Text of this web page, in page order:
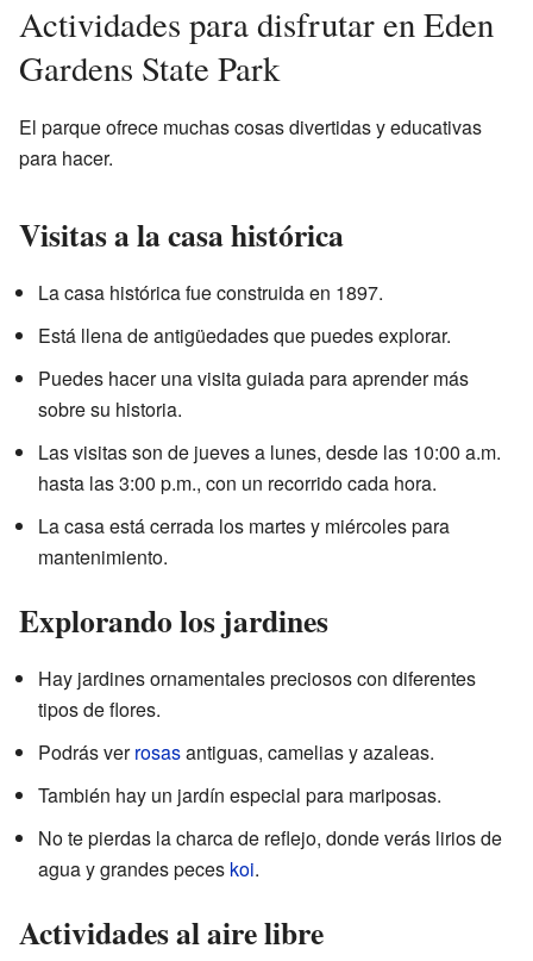
Actividades para disfrutar en Eden
Gardens State Park
El parque ofrece muchas cosas divertidas y educativas
para hacer.
Visitas a la casa histórica
La casa histórica fue construida en 1897.
Está llena de antigüedades que puedes explorar.
Puedes hacer una visita guiada para aprender más
sobre su historia.
Las visitas son de jueves a lunes, desde las 10:00 a.m.
hasta las 3:00 p.m., con un recorrido cada hora.
La casa está cerrada los martes y miércoles para
mantenimiento.
Explorando los jardines
Hay jardines ornamentales preciosos con diferentes
tipos de flores.
Podrás verrosasantiguas, camelias y azaleas.
También hay un jardín especial para mariposas.
No te pierdas la charca de reflejo, donde verás lirios de
agua y grandes peces koi.
Actividades al aire libre